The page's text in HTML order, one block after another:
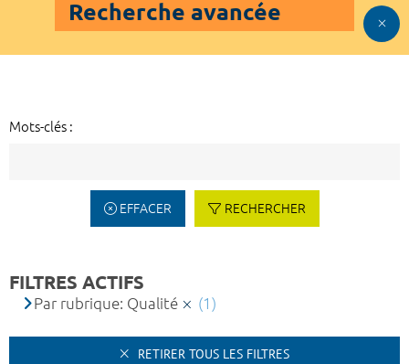
Recherche avancée
Mots-clés :
EFFACER RECHERCHER
FILTRES ACTIFS
Par rubrique: Qualité (1)
RETIRER TOUS LES FILTRES